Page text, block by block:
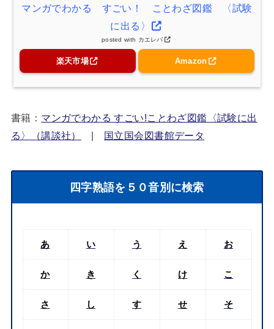
マンガでわかる すごい！ ことわざ図鑑 〈試験
に出る〉
posted with カエレバ
楽天市場 Amazon
書籍： マンガでわかる すごい!ことわざ図鑑〈試験に出
る〉（講談社）
国立国会図書館データ
四字熟語を５０音別に検索
あ い う え お
か き く け こ
さ し す せ そ